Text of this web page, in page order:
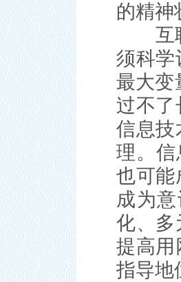
的精神
互联
须科学
最大变
过不了
信息技
理。信
也可能
成为
化、多
提高用
指导地